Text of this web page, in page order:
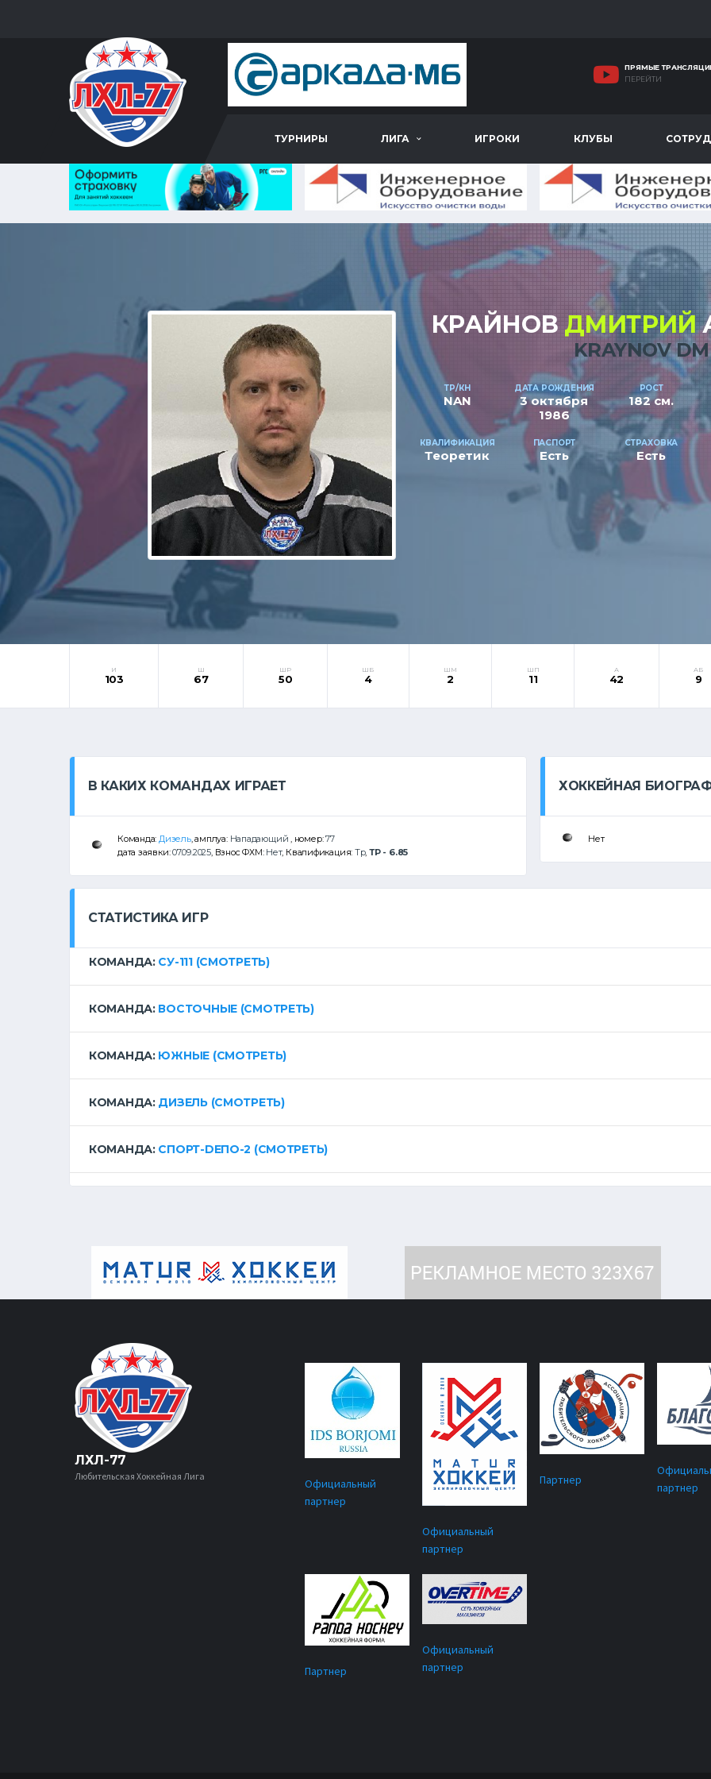
ПРЯМЫЕ
ПЕРЕЙТИ
ТУРНИРЫ ЛИГА ИГРОКИ КЛУБЫ
КРАЙНОВ ДМИТРИЙ
KRAYNOV
ТР/КН
NAN
ДАТА РОЖДЕНИЯ
3 октября
1986
РОСТ
182 см.
КВАЛИФИКАЦИЯ
Теоретик
ПАСПОРТ
Есть
СТРАХОВКА
Есть
И
103
Ш
67
ШР
50
ШБ
4
ШМ
2
ШП
11
А
42
АБ
9
В КАКИХ КОМАНДАХ ИГРАЕТ
Команда: Дизель, амплуа: Нападающий , номер:77
дата заявки:07.09.2025, Взнос ФХМ: Нет, Квалификация: Тр,ТР - 6.85
ХОККЕЙНАЯ
Нет
СТАТИСТИКА ИГР
КОМАНДА: СУ-111 (СМОТРЕТЬ)
КОМАНДА: ВОСТОЧНЫЕ (СМОТРЕТЬ)
КОМАНДА: ЮЖНЫЕ (СМОТРЕТЬ)
КОМАНДА: ДИЗЕЛЬ (СМОТРЕТЬ)
КОМАНДА: СПОРТ-DЕПО-2 (СМОТРЕТЬ)
ЛХЛ-77
Любительская Хоккейная Лига
Официальный
партнер
Официальный
партнер
Партнер
партнер
Партнер
Официальный
партнер